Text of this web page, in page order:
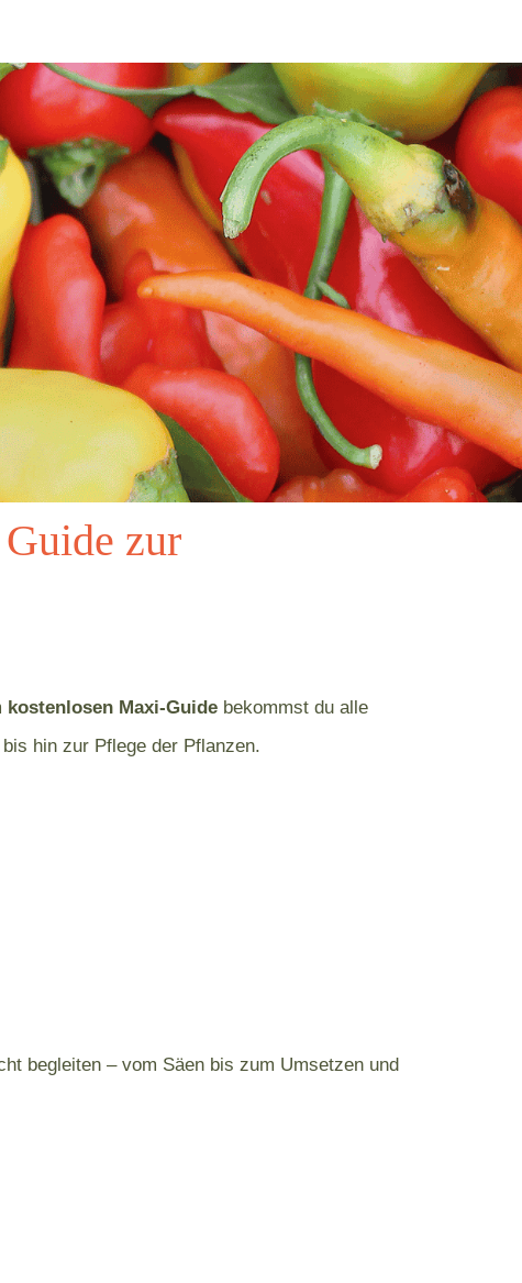
zur
kostenlosen Maxi-Guide bekommst du alle
hin zur Pflege der Pflanzen.
begleiten – vom Säen bis zum Umsetzen und